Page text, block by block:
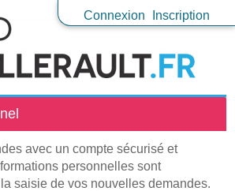
Connexion Inscription
avec un compte sécurisé et
personnelles sont
saisie de vos nouvelles demandes.